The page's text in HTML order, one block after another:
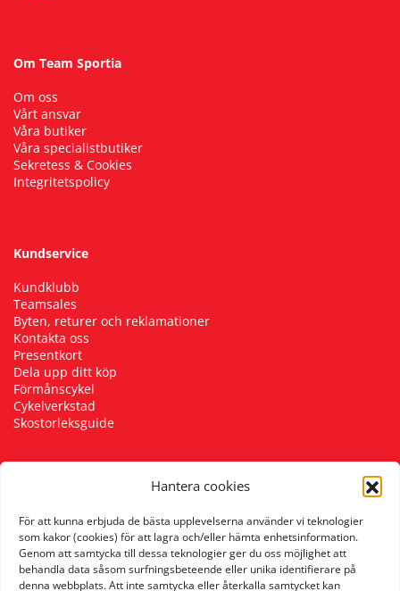
Hantera cookies
För att kunna erbjuda de bästa upplevelserna använder vi teknologier
som kakor (cookies) för att lagra och/eller hämta enhetsinformation.
Genom att samtycka till dessa teknologier ger du oss möjlighet att
behandla data såsom surfningsbeteende eller unika identifierare på
denna webbplats. Att inte samtycka eller återkalla samtycket kan
Om Team Sportia
Om oss
Vårt ansvar
Våra butiker
Våra specialistbutiker
Sekretess & Cookies
Integritetspolicy
Kundservice
Kundklubb
Teamsales
Byten, returer och reklamationer
Kontakta oss
Presentkort
Dela upp ditt köp
Förmånscykel
Cykelverkstad
Skostorleksguide